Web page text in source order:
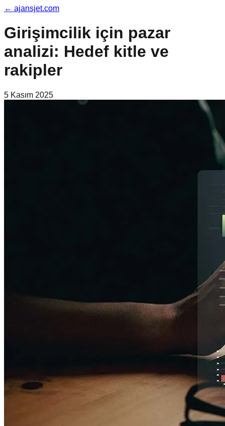
← ajansjet.com
Girişimcilik için pazar
analizi: Hedef kitle ve
rakipler
5 Kasım 2025